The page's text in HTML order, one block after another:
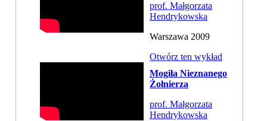
prof. Małgorzata
Hendrykowska
Warszawa 2009
Otwórz ten wykład
Mogiła Nieznanego
Żołnierza
prof. Małgorzata
Hendrykowska